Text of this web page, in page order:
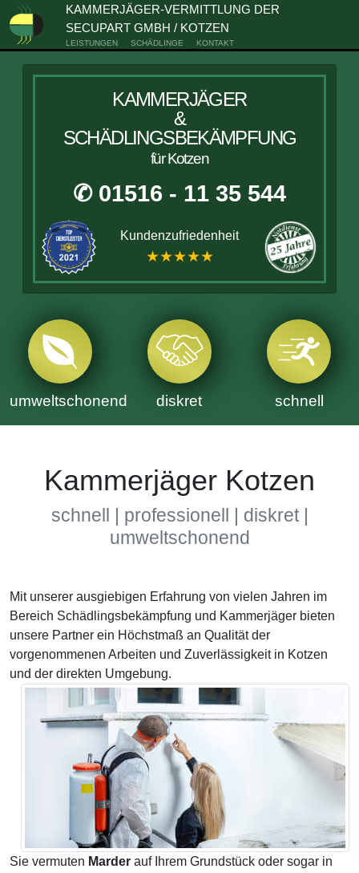
KAMMERJÄGER-VERMITTLUNG DER
SECUPART GMBH / KOTZEN
LEISTUNGEN SCHÄDLINGE KONTAKT
KAMMERJÄGER
&
SCHÄDLINGSBEKÄMPFUNG
für Kotzen
✆ 01516 - 11 35 544
Kundenzufriedenheit
★★★★★
umweltschonend diskret schnell
Kammerjäger Kotzen
schnell | professionell | diskret |
umweltschonend
Mit unserer ausgiebigen Erfahrung von vielen Jahren im
Bereich Schädlingsbekämpfung und Kammerjäger bieten
unsere Partner ein Höchstmaß an Qualität der
vorgenommenen Arbeiten und Zuverlässigkeit in Kotzen
und der direkten Umgebung.
Sie vermuten Marder auf Ihrem Grundstück oder sogar in